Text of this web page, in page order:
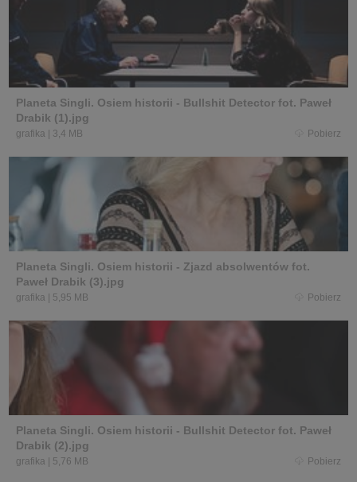
Planeta Singli. Osiem historii - Bullshit Detector fot. Paweł
Drabik (1).jpg
grafika 3,4 MB Pobierz
Planeta Singli. Osiem historii - Zjazd absolwentów fot.
Paweł Drabik (3).jpg
grafika 5,95 MB Pobierz
Planeta Singli. Osiem historii - Bullshit Detector fot. Paweł
Drabik (2).jpg
grafika 5,76 MB Pobierz